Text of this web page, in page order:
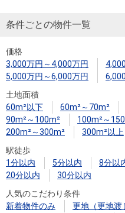
税金の本
（電子ブ
ック）
（電子ブ
条件ごとの物件一覧
価格
3,000万円～4,000万円
5,000万円～6,000万円
土地面積
60m²以下
60m²～70m²
90m²～100m²
100m²～
200m²～300m²
300m²以上
駅徒歩
1分以内
5分以内 8分以
20分以内
30分以内
人気のこだわり条件
新着物件のみ
更地（更地渡